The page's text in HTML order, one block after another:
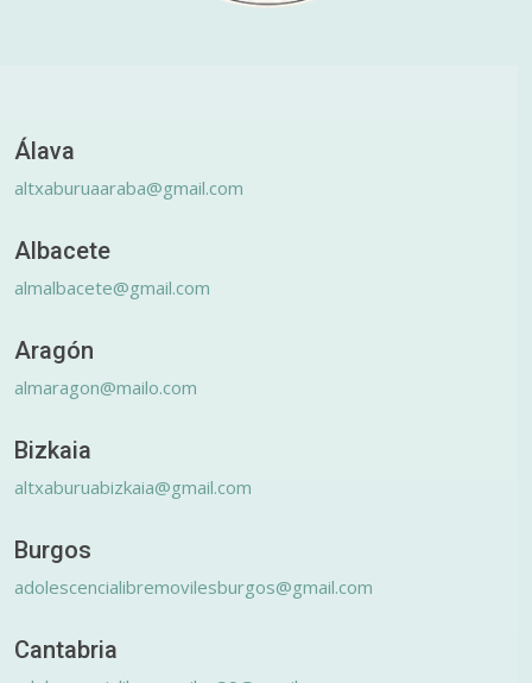
Álava
altxaburuaaraba@gmail.com
Albacete
almalbacete@gmail.com
Aragón
almaragon@mailo.com
Bizkaia
altxaburuabizkaia@gmail.com
Burgos
adolescencialibremovilesburgos@gmail.com
Cantabria